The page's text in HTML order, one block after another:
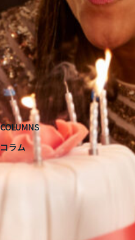
COLUMNS
コラム